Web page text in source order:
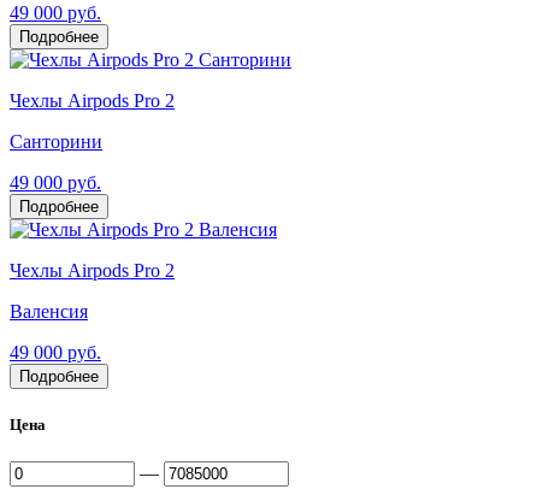
49 000 руб.
Подробнее
Чехлы Airpods Pro 2
Санторини
49 000 руб.
Подробнее
Чехлы Airpods Pro 2
Валенсия
49 000 руб.
Подробнее
Цена
—